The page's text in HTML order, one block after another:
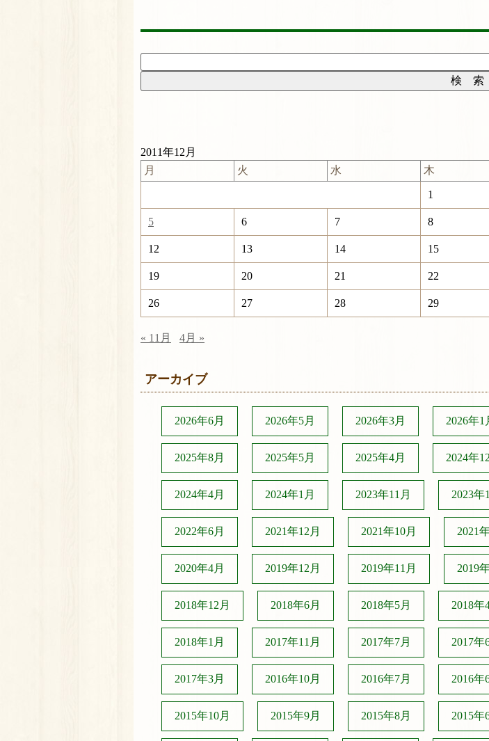
2011年12月
月
火 水 木
1
5 6 7 8
12 13 14 15
19 20 21 22
26 27 28 29
« 11月 4月 »
アーカイブ
2026年6月 2026年5月 2026年3月 2026年1
2025年8月 2025年5月 2025年4月 2024年
2024年4月 2024年1月 2023年11月 2023年
2022年6月 2021年12月 2021年10月 2021
2020年4月 2019年12月 2019年11月 2019
2018年12月 2018年6月 2018年5月 2018年
2018年1月 2017年11月 2017年7月 2017年
2017年3月 2016年10月 2016年7月 2016年
2015年10月 2015年9月 2015年8月 2015年